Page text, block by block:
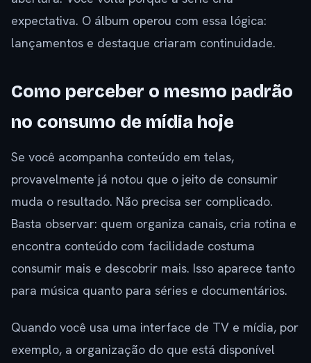
expectativa. O álbum operou com essa lógica:
lançamentos e destaque criaram continuidade.
Como perceber o mesmo padrão
no consumo de mídia hoje
Se você acompanha conteúdo em telas,
provavelmente já notou que o jeito de consumir
muda o resultado. Não precisa ser complicado.
Basta observar: quem organiza canais, cria rotina e
encontra conteúdo com facilidade costuma
consumir mais e descobrir mais. Isso aparece tanto
para música quanto para séries e documentários.
Quando você usa uma interface de TV e mídia, por
exemplo, a organização do que está disponível